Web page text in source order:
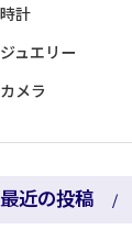
時計
ジュエリー
カメラ
最近の投稿